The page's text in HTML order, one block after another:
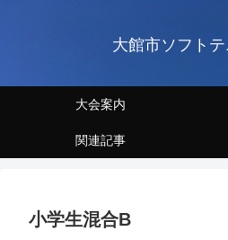
大館市ソフト
大会案内
関連記事
小学生混合B